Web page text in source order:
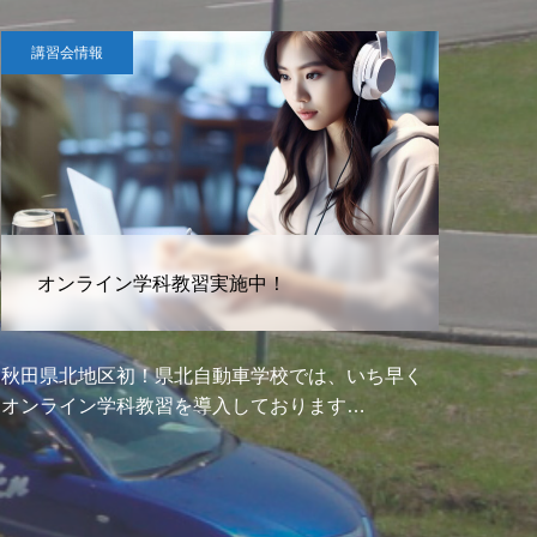
講習会情報
高齢者講習実施中！
更新期間が満了する…